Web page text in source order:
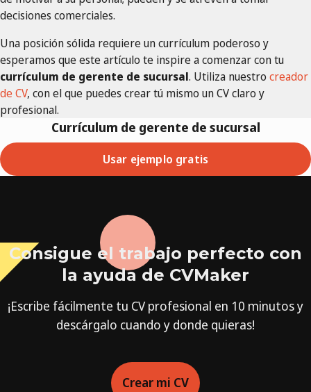
decisiones comerciales.
Una posición sólida requiere un currículum poderoso y
esperamos que este artículo te inspire a comenzar con tu
currículum de gerente de sucursal. Utiliza nuestro creador
de CV, con el que puedes crear tú mismo un CV claro y
profesional.
Currículum de gerente de sucursal
Usar ejemplo gratis
Consigue el trabajo perfecto con
la ayuda de CVMaker
¡Escribe fácilmente tu CV profesional en 10 minutos y
descárgalo cuando y donde quieras!
Crear mi CV